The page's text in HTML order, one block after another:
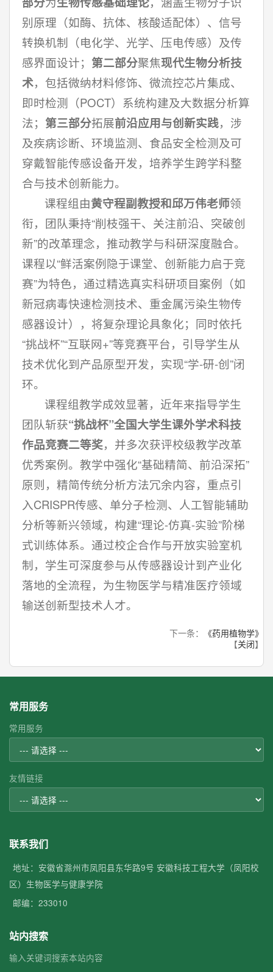
别原理（如酶、抗体、核酸适配体）、信号
转换机制（电化学、光学、压电传感）及传
感界面设计； 第二部分聚焦现代生物分析技
术，包括微纳材料修饰、微流控芯片集成、
即时检测（POCT）系统构建及大数据分析算
法； 第三部分拓展前沿应用与创新实践，涉
及疾病诊断、环境监测、食品安全检测及可
穿戴智能传感设备开发，培养学生跨学科整
合与技术创新能力。
课程组由黄守程副教授和邱万伟老师领
衔，团队秉持“削枝强干、关注前沿、突破创
新”的改革理念，推动教学与科研深度融合。
课程以“鲜活案例隐于课堂、创新能力启于竞
赛”为特色，通过精选真实科研项目案例（如
新冠病毒快速检测技术、重金属污染生物传
感器设计），将复杂理论具象化；同时依托
“挑战杯”“互联网+”等竞赛平台，引导学生从
技术优化到产品原型开发，实现“学-研-创”闭
环。
课程组教学成效显著，近年来指导学生
团队斩获“挑战杯”全国大学生课外学术科技
作品竞赛二等奖，并多次获评校级教学改革
优秀案例。教学中强化“基础精简、前沿深拓”
原则，精简传统分析方法冗余内容，重点引
入CRISPR传感、单分子检测、人工智能辅助
分析等新兴领域，构建“理论-仿真-实验”阶梯
式训练体系。通过校企合作与开放实验室机
制，学生可深度参与从传感器设计到产业化
落地的全流程，为生物医学与精准医疗领域
输送创新型技术人才。
下一条：
《药用植物学》
【关闭】
常用服务
常用服务
友情链接
联系我们
地址：安徽省滁州市凤阳县东华路9号 安徽科技工程大学（凤阳校
区）生物医学与健康学院
邮编：233010
站内搜索
输入关键词搜索本站内容